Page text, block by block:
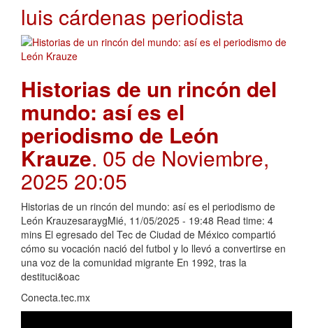
luis cárdenas periodista
Historias de un rincón del
mundo: así es el
periodismo de León
Krauze. 05 de Noviembre,
2025 20:05
Historias de un rincón del mundo: así es el periodismo de
León KrauzesaraygMié, 11/05/2025 - 19:48 Read time: 4
mins El egresado del Tec de Ciudad de México compartió
cómo su vocación nació del futbol y lo llevó a convertirse en
una voz de la comunidad migrante En 1992, tras la
destituci&oac
Conecta.tec.mx